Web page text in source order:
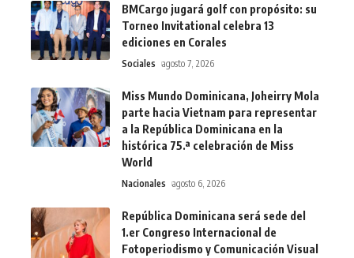
BMCargo jugará golf con propósito: su
Torneo Invitational celebra 13
ediciones en Corales
Sociales agosto 7, 2026
Miss Mundo Dominicana, Joheirry Mola
parte hacia Vietnam para representar
a la República Dominicana en la
histórica 75.ª celebración de Miss
World
Nacionales agosto 6, 2026
República Dominicana será sede del
1.er Congreso Internacional de
Fotoperiodismo y Comunicación Visual